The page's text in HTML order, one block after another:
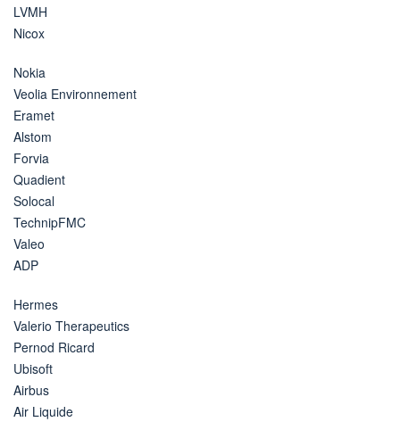
LVMH
Nicox
Nokia
Veolia Environnement
Eramet
Alstom
Forvia
Quadient
Solocal
TechnipFMC
Valeo
ADP
Hermes
Valerio Therapeutics
Pernod Ricard
Ubisoft
Airbus
Air Liquide